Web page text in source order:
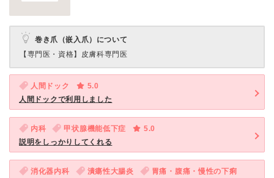
巻き爪（嵌入爪）について
【専門医・資格】 皮膚科専門医
人間ドック
5.0
人間ドックで利用しました
内科 甲状腺機能低下症
5.0
説明をしっかりしてくれる
消化器内科 潰瘍性大腸炎
胃痛・腹痛・慢性の下痢